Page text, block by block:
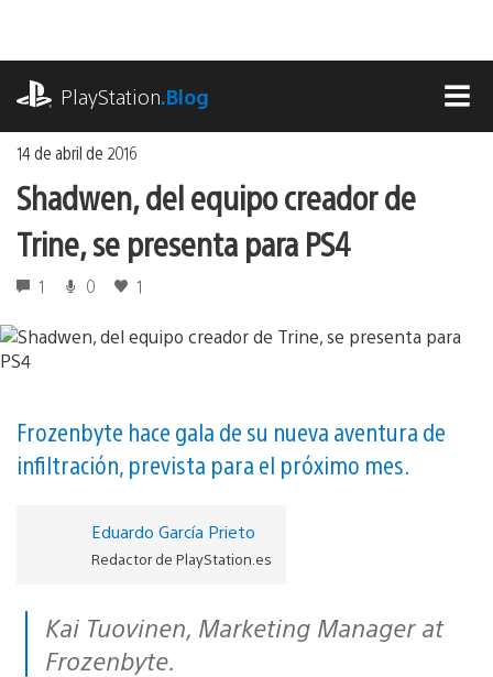
contenido
PlayStation.Blog
14 de abril de 2016
Shadwen, del equipo creador de
Trine, se presenta para PS4
1 0 1
Frozenbyte hace gala de su nueva aventura de
infiltración, prevista para el próximo mes.
Eduardo García Prieto
Redactor de PlayStation.es
Kai Tuovinen, Marketing Manager at
Frozenbyte.